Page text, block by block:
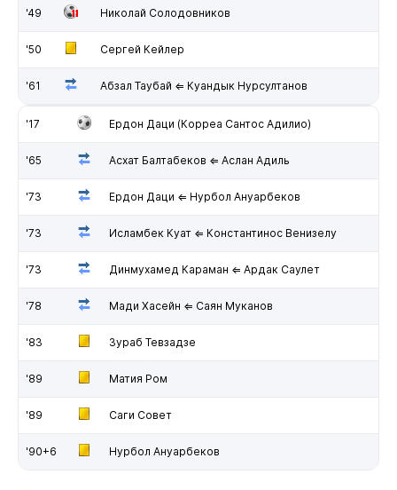
'49 Николай Солодовников
'50 Сергей Кейлер
'61 Абзал Таубай ⇐ Куандык Нурсултанов
'17 Ердон Даци (Корреа Сантос Адилио)
'65 Асхат Балтабеков ⇐ Аслан Адиль
'73 Ердон Даци ⇐ Нурбол Ануарбеков
'73 Исламбек Куат ⇐ Константинос Венизелу
'73 Динмухамед Караман ⇐ Ардак Саулет
'78 Мади Хасейн ⇐ Саян Муканов
'83 Зураб Тевзадзе
'89 Матия Ром
'89 Саги Совет
'90+6 Нурбол Ануарбеков